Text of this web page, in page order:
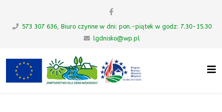
573 307 636, Biuro czynne w dni: pon.-piątek w godz: 7.30-15.30
lgdnisko@wp.pl